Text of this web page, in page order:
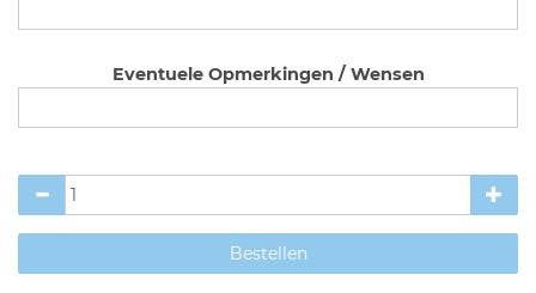
Eventuele Opmerkingen / Wensen